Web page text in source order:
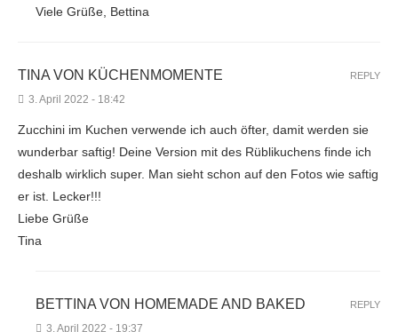
Viele Grüße, Bettina
TINA VON KÜCHENMOMENTE
3. April 2022 - 18:42
Zucchini im Kuchen verwende ich auch öfter, damit werden sie
wunderbar saftig! Deine Version mit des Rüblikuchens finde ich
deshalb wirklich super. Man sieht schon auf den Fotos wie saftig
er ist. Lecker!!!
Liebe Grüße
Tina
REPLY
BETTINA VON HOMEMADE AND BAKED
3. April 2022 - 19:37
REPLY